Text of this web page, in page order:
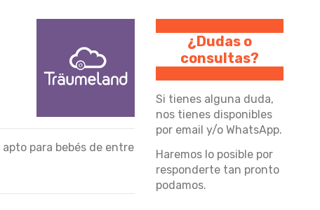
para bebés de entre
¿Dudas o
consultas?
Si tienes alguna duda,
nos tienes disponibles
por email y/o WhatsApp.
Haremos lo posible por
responderte tan pronto
podamos.